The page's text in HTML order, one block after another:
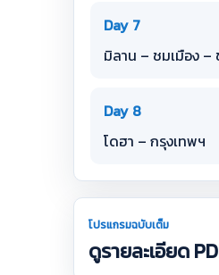
Day 7
มิลาน – ชมเมือง
Day 8
โดฮา – กรุงเทพฯ
โปรแกรมฉบับเต็ม
ดูรายละเอียด